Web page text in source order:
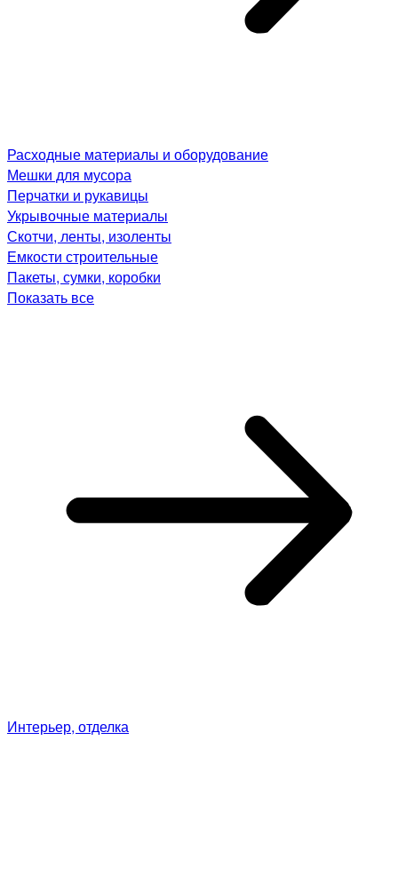
Расходные материалы и оборудование
Мешки для мусора
Перчатки и рукавицы
Укрывочные материалы
Скотчи, ленты, изоленты
Емкости строительные
Пакеты, сумки, коробки
Показать все
Интерьер, отделка